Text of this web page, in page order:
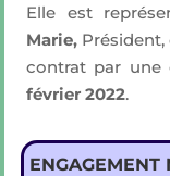
Elle est
Marie,
contrat par une
février 2022.
ENGAGEMENT